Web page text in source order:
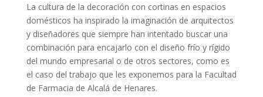
La cultura de la decoración con cortinas en espacios
domésticos ha inspirado la imaginación de arquitectos
y diseñadores que siempre han intentado buscar una
combinación para encajarlo con el diseño frío y rígido
del mundo empresarial o de otros sectores, como es
el caso del trabajo que les exponemos para la Facultad
de Farmacia de Alcalá de Henares.